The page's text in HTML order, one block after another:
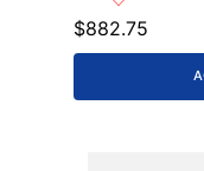
$882.75